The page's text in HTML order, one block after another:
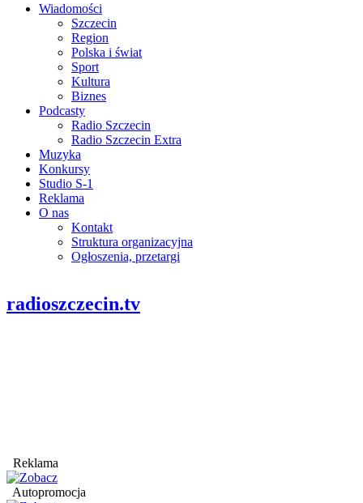
Wiadomości
Szczecin
Region
Polska i świat
Sport
Kultura
Biznes
Podcasty
Radio Szczecin
Radio Szczecin Extra
Muzyka
Konkursy
Studio S-1
Reklama
O nas
Kontakt
Struktura organizacyjna
Ogłoszenia, przetargi
radioszczecin.tv
Reklama
Autopromocja